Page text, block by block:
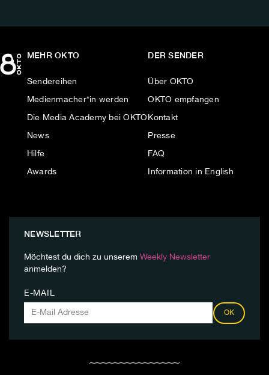
MEHR OKTO
Sendereihen
Medienmacher*in werden
Die Media Academy bei OKTO
News
Hilfe
Awards
DER SENDER
Über OKTO
OKTO empfangen
Kontakt
Presse
FAQ
Information in English
NEWSLETTER
Möchtest du dich zu unserem Weekly Newsletter
anmelden?
E-MAIL
OK